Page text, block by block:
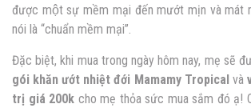
được một sự mềm mại đến mướt mịn và mát
nói là “chuẩn mềm mại”.
Đặc biệt, khi mua trong ngày hôm nay, mẹ sẽ
gói khăn ướt nhiệt đới Mamamy Tropical và
trị giá 200k cho mẹ thỏa sức mua sắm đó ạ!